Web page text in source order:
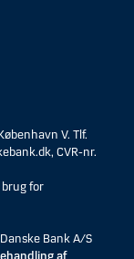
V. Tlf.
CVR-nr.
for
Bank A/S